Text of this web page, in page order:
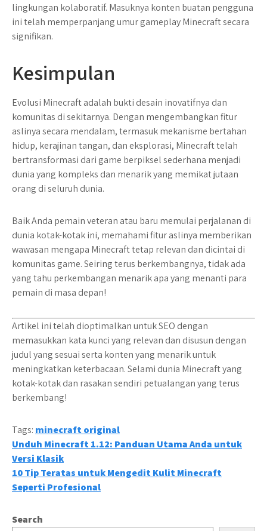
lingkungan kolaboratif. Masuknya konten buatan pengguna
ini telah memperpanjang umur gameplay Minecraft secara
signifikan.
Kesimpulan
Evolusi Minecraft adalah bukti desain inovatifnya dan
komunitas di sekitarnya. Dengan mengembangkan fitur
aslinya secara mendalam, termasuk mekanisme bertahan
hidup, kerajinan tangan, dan eksplorasi, Minecraft telah
bertransformasi dari game berpiksel sederhana menjadi
dunia yang kompleks dan menarik yang memikat jutaan
orang di seluruh dunia.
Baik Anda pemain veteran atau baru memulai perjalanan di
dunia kotak-kotak ini, memahami fitur aslinya memberikan
wawasan mengapa Minecraft tetap relevan dan dicintai di
komunitas game. Seiring terus berkembangnya, tidak ada
yang tahu perkembangan menarik apa yang menanti para
pemain di masa depan!
Artikel ini telah dioptimalkan untuk SEO dengan
memasukkan kata kunci yang relevan dan disusun dengan
judul yang sesuai serta konten yang menarik untuk
meningkatkan keterbacaan. Selami dunia Minecraft yang
kotak-kotak dan rasakan sendiri petualangan yang terus
berkembang!
Tags: minecraft original
Post
navigation
Unduh Minecraft 1.12: Panduan Utama Anda untuk
Versi Klasik
10 Tip Teratas untuk Mengedit Kulit Minecraft
Seperti Profesional
Search